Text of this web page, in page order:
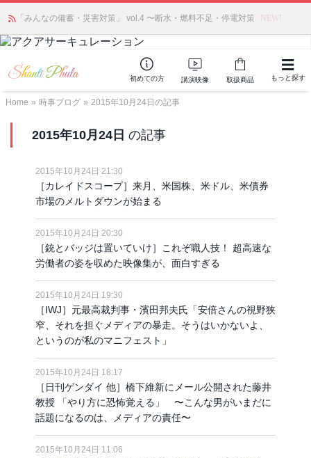
「みんなの備蓄・災害対策」 vol.4 〜断水・燃料不足・停電対策 NEW!
初めての方 講演映像 取扱商品 もっと探す
Home » 時事ブログ » 2015年10月24日の記事
2015年10月24日 の記事
2015年10月24日 21:30
［カレイドスコープ］来月、米国株、米ドル、米債券
市場のメルトダウンが始まる
2015年10月24日 20:30
［銃とバッジは置いていけ］これぞ職人技！ 超高速な
労働者の姿を収めた映像集が、面白すぎる
2015年10月24日 19:30
［IWJ］元最高裁判事・濱田邦夫氏「安倍さんの視野狭
窄、それを担ぐメディアの暴走。そうはいかないよ、
というのが私のマニフェスト」
2015年10月24日 18:17
［日刊ゲンダイ 他］橋下維新にメール公開された藤井
教授 「やり方に恐怖覚える」 〜こんな男がいまだに
話題になるのは、メディアの責任〜
2015年10月24日 11:06